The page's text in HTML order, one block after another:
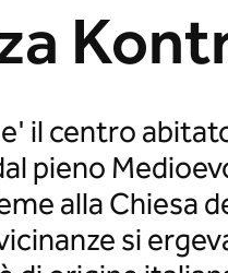
il centro
pieno
alla Chiesa
si